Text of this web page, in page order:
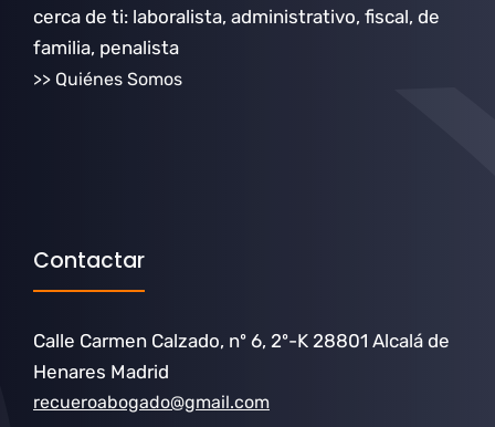
cerca de ti: laboralista, administrativo, fiscal, de
familia, penalista
>> Quiénes Somos
Contactar
Calle Carmen Calzado, nº 6, 2º-K 28801 Alcalá de
Henares Madrid
recueroabogado@gmail.com